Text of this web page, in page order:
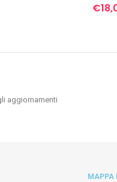
€
aggiornamenti
MAPPA